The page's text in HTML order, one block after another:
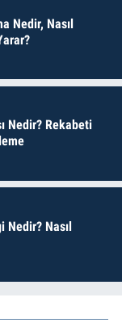
Nedir, Nasıl
Nedir? Rekabeti
Nedir? Nasıl